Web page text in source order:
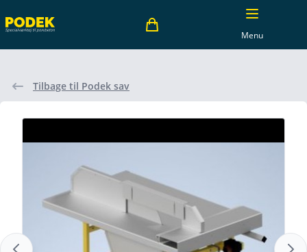
Menu
Tilbage til Podek sav